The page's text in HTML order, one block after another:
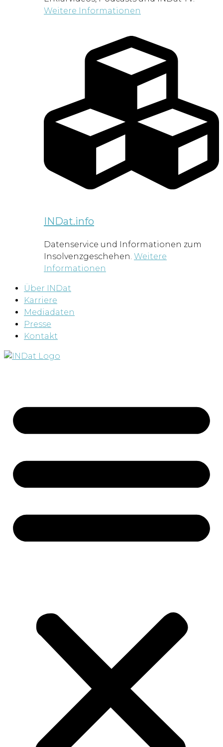
Weitere Informationen
INDat.info
Datenservice und Informationen zum
Insolvenzgeschehen. Weitere
Informationen
Über INDat
Karriere
Mediadaten
Presse
Kontakt